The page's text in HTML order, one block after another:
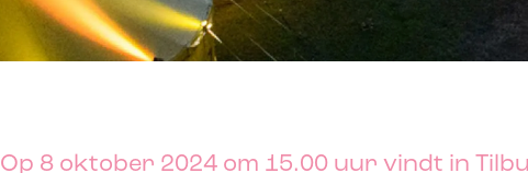
Op 8 oktober 2024 om 15.00 uur vindt in